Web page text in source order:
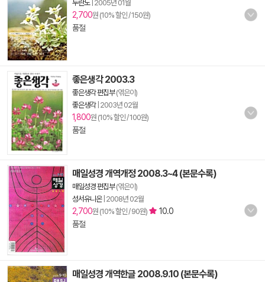
두란노| 2005년 01월
2,700원 (10% 할인 / 150원)
품절
좋은생각 2003.3
좋은생각 편집부(엮은이)
좋은생각| 2003년 02월
1,800원 (10% 할인 / 100원)
품절
매일성경 개역개정 2008.3~4 (본문수록)
매일성경 편집부(엮은이)
성서유니온| 2008년 02월
2,700원 (10% 할인 / 90원)
10.0
품절
매일성경 개역한글 2008.9.10 (본문수록)